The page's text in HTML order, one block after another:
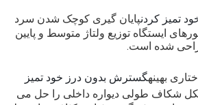
تمیز کردنپایان گیری کوچک شدن سرد
ایستگاه توزیع ولتاژ متوسط و پایین
شده است.
بهینهگسترش بدون درز خود تمیز
شکاف طولی دیواره داخلی را حل می